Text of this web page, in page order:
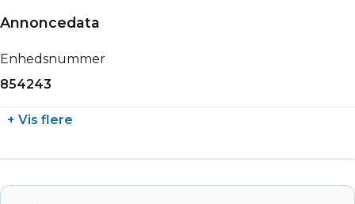
Annoncedata
Enhedsnummer
854243
+ Vis flere